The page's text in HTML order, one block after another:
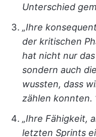
Unterschied
„Ihre
der kritischen
hat nicht nur
sondern auch
wussten, dass
zählen konnten.
„Ihre Fähigkeit,
letzten Sprints